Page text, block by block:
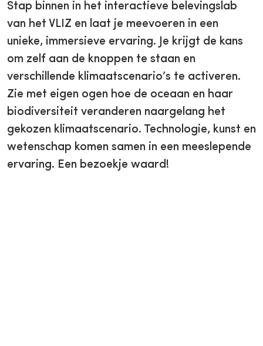
Stap binnen in het interactieve belevingslab
van het VLIZ en laat je meevoeren in een
unieke, immersieve ervaring. Je krijgt de kans
om zelf aan de knoppen te staan en
verschillende klimaatscenario’s te activeren.
Zie met eigen ogen hoe de oceaan en haar
biodiversiteit veranderen naargelang het
gekozen klimaatscenario. Technologie, kunst en
wetenschap komen samen in een meeslepende
ervaring. Een bezoekje waard!